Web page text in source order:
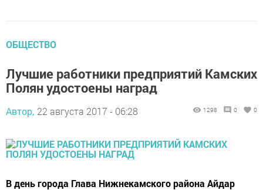
ОБЩЕСТВО
Лучшие работники предприятий Камских
Полян удостоены наград
Автор, 22 августа 2017 - 06:28 1298 0 0
В день города Глава Нижнекамского района Айдар